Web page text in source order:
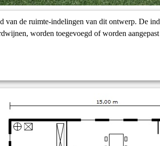
van de ruimte-indelingen van dit ontwerp. De
worden toegevoegd of worden